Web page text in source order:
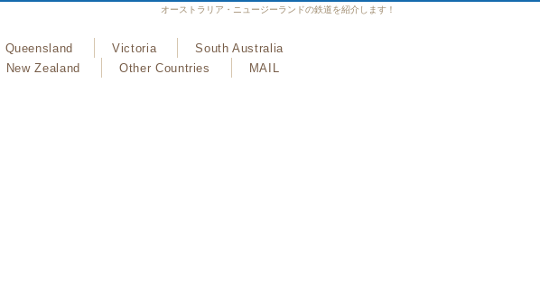
オーストラリア・ニュージーランドの鉄道を紹介します！
Queensland Victoria
South Australia
New Zealand Other Countries MAIL